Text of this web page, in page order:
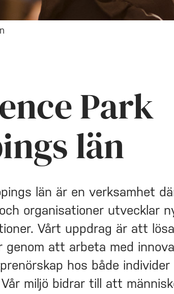
Park
län
län är en verksamhet
organisationer utvecklar
Vårt uppdrag är att lösa
genom att arbeta med
hos både individer
miljö bidrar till att